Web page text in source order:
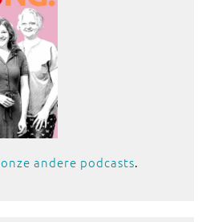
onze andere podcasts.